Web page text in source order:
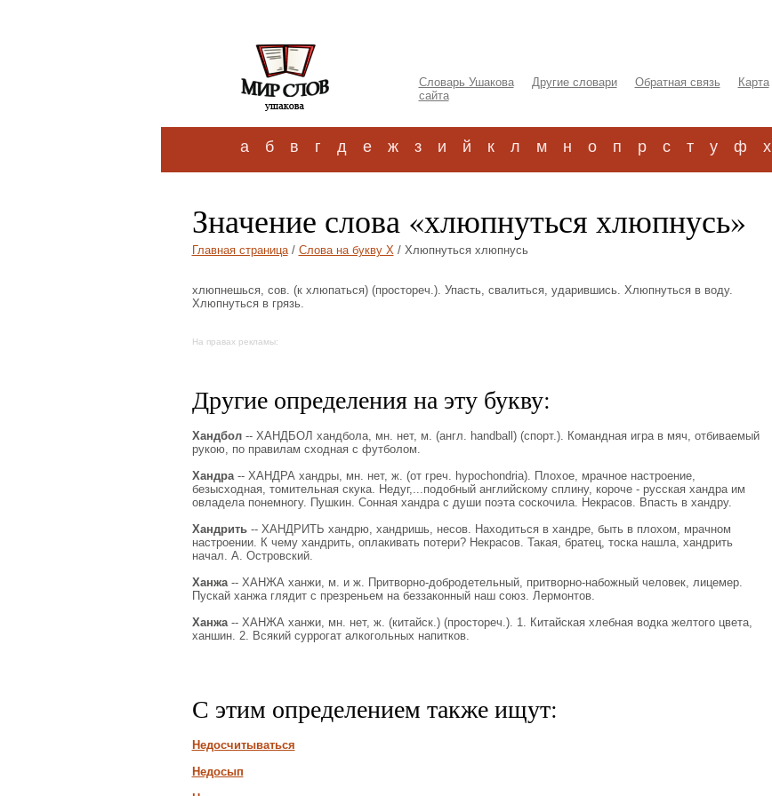
Словарь Ушакова Другие словари Обратная связь
Карта
сайта
а б в г д е ж з и й к л м н о п р с т у ф х
Значение слова «хлюпнуться хлюпнусь»
Главная страница/ Слова на букву Х/ Хлюпнуться хлюпнусь
хлюпнешься, сов. (к хлюпаться) (простореч.). Упасть, свалиться, ударившись. Хлюпнуться в воду.
Хлюпнуться в грязь.
На правах рекламы:
Другие определения на эту букву:
Хандбол-- ХАНДБОЛ хандбола, мн. нет, м. (англ. handball) (спорт.). Командная игра в мяч, отбиваемый
рукою, по правилам сходная с футболом.
Хандра-- ХАНДРА хандры, мн. нет, ж. (от греч. hypochondria). Плохое, мрачное настроение,
безысходная, томительная скука. Недуг,...подобный английскому сплину, короче - русская хандра им
овладела понемногу. Пушкин. Сонная хандра с души поэта соскочила. Некрасов. Впасть в хандру.
Хандрить-- ХАНДРИТЬ хандрю, хандришь, несов. Находиться в хандре, быть в плохом, мрачном
настроении. К чему хандрить, оплакивать потери? Некрасов. Такая, братец, тоска нашла, хандрить
начал. А. Островский.
Ханжа-- ХАНЖА ханжи, м. и ж. Притворно-добродетельный, притворно-набожный человек, лицемер.
Пускай ханжа глядит с презреньем на беззаконный наш союз. Лермонтов.
Ханжа-- ХАНЖА ханжи, мн. нет, ж. (китайск.) (простореч.). 1. Китайская хлебная водка желтого цвета,
ханшин. 2. Всякий суррогат алкогольных напитков.
С этим определением также ищут:
Недосчитываться
Недосып